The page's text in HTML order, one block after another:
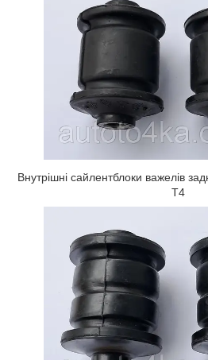
Внутрішні сайлентблоки важелів
Т4